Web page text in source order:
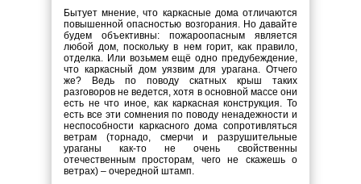
Бытует мнение, что каркасные дома отличаются
повышенной опасностью возгорания. Но давайте
будем объективны: пожароопасным является
любой дом, поскольку в нем горит, как правило,
отделка. Или возьмем ещё одно предубеждение,
что каркасный дом уязвим для урагана. Отчего
же? Ведь по поводу скатных крыш таких
разговоров не ведется, хотя в основной массе они
есть не что иное, как каркасная конструкция. То
есть все эти сомнения по поводу ненадежности и
неспособности каркасного дома сопротивляться
ветрам (торнадо, смерчи и разрушительные
ураганы как-то не очень свойственны
отечественным просторам, чего не скажешь о
ветрах) – очередной штамп.